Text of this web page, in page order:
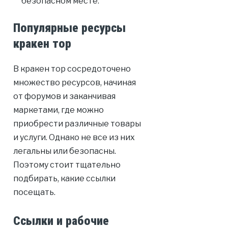
Популярные ресурсы
кракен тор
В кракен тор сосредоточено
множество ресурсов, начиная
от форумов и заканчивая
маркетами, где можно
приобрести различные товары
и услуги. Однако не все из них
легальны или безопасны.
Поэтому стоит тщательно
подбирать, какие ссылки
посещать.
Ссылки и рабочие